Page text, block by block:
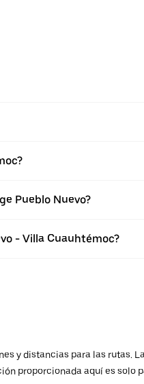
Pueblo Nuevo?
- Villa Cuauhtémoc?
y distancias para las rutas.
proporcionada aquí es solo